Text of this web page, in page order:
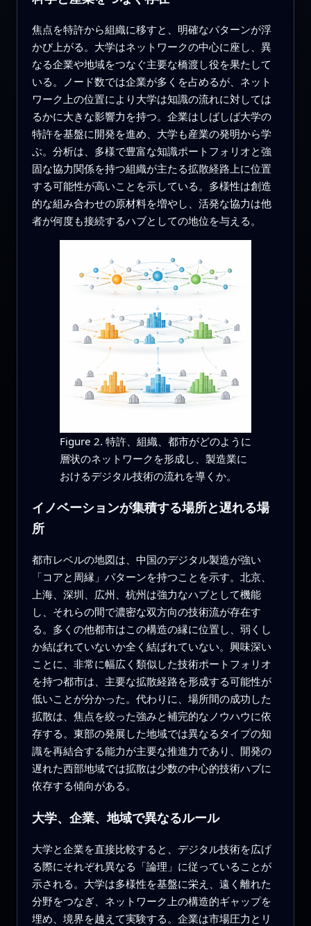
焦点を特許から組織に移すと、明確なパターンが浮
かび上がる。大学はネットワークの中心に座し、異
なる企業や地域をつなぐ主要な橋渡し役を果たして
いる。ノード数では企業が多くを占めるが、ネット
ワーク上の位置により大学は知識の流れに対しては
るかに大きな影響力を持つ。企業はしばしば大学の
特許を基盤に開発を進め、大学も産業の発明から学
ぶ。分析は、多様で豊富な知識ポートフォリオと強
固な協力関係を持つ組織が主たる拡散経路上に位置
する可能性が高いことを示している。多様性は創造
的な組み合わせの原材料を増やし、活発な協力は他
者が何度も接続するハブとしての地位を与える。
Figure 2. 特許、組織、都市がどのように
層状のネットワークを形成し、製造業に
おけるデジタル技術の流れを導くか。
イノベーションが集積する場所と遅れる場
所
都市レベルの地図は、中国のデジタル製造が強い
「コアと周縁」パターンを持つことを示す。北京、
上海、深圳、広州、杭州は強力なハブとして機能
し、それらの間で濃密な双方向の技術流が存在す
る。多くの他都市はこの構造の縁に位置し、弱くし
か結ばれていないか全く結ばれていない。興味深い
ことに、非常に幅広く類似した技術ポートフォリオ
を持つ都市は、主要な拡散経路を形成する可能性が
低いことが分かった。代わりに、場所間の成功した
拡散は、焦点を絞った強みと補完的なノウハウに依
存する。東部の発展した地域では異なるタイプの知
識を再結合する能力が主要な推進力であり、開発の
遅れた西部地域では拡散は少数の中心的技術ハブに
依存する傾向がある。
大学、企業、地域で異なるルール
大学と企業を直接比較すると、デジタル技術を広げ
る際にそれぞれ異なる「論理」に従っていることが
示される。大学は多様性を基盤に栄え、遠く離れた
分野をつなぎ、ネットワーク上の構造的ギャップを
埋め、境界を越えて実験する。企業は市場圧力とリ